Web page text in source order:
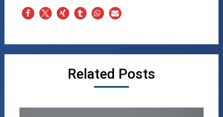
Related Posts